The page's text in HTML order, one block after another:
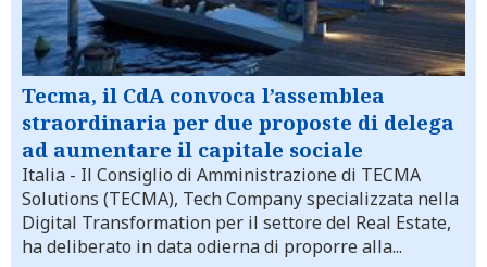
Tecma, il CdA convoca l’assemblea
straordinaria per due proposte di delega
ad aumentare il capitale sociale
Italia - Il Consiglio di Amministrazione di TECMA
Solutions (TECMA), Tech Company specializzata nella
Digital Transformation per il settore del Real Estate,
ha deliberato in data odierna di proporre alla...